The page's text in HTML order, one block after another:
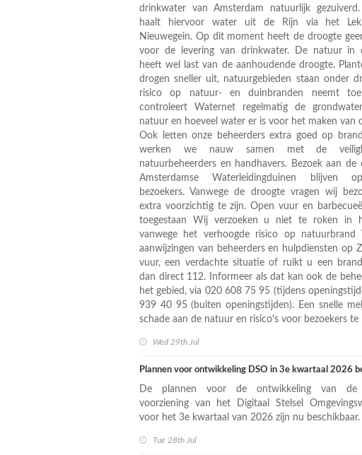
drinkwater van Amsterdam natuurlijk
haalt hiervoor water uit de Rijn via het
Nieuwegein. Op dit moment heeft de droogte
voor de levering van drinkwater. De natuur in
heeft wel last van de aanhoudende droogte.
drogen sneller uit, natuurgebieden staan onder
risico op natuur- en duinbranden neemt
controleert Waternet regelmatig de
natuur en hoeveel water er is voor het maken van
Ook letten onze beheerders extra goed op
werken we nauw samen met de
natuurbeheerders en handhavers. Bezoek aan de
Amsterdamse Waterleidingduinen blijven
bezoekers. Vanwege de droogte vragen wij
extra voorzichtig te zijn. Open vuur en
toegestaan Wij verzoeken u niet te roken in
vanwege het verhoogde risico op natuurbrand
aanwijzingen van beheerders en hulpdiensten op
vuur, een verdachte situatie of ruikt u een
dan direct 112. Informeer als dat kan ook de
het gebied, via 020 608 75 95 (tijdens
939 40 95 (buiten openingstijden). Een snelle
schade aan de natuur en risico's voor bezoekers te
Wed 29th Jul
Plannen voor ontwikkeling DSO in 3e kwartaal 2026
De plannen voor de ontwikkeling van de
voorziening van het Digitaal Stelsel
voor het 3e kwartaal van 2026 zijn nu beschikbaar.
Tue 28th Jul